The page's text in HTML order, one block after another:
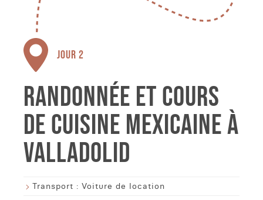
JOUR 2
RANDONNÉE ET COURS
DE CUISINE MEXICAINE À
VALLADOLID
Transport : Voiture de location